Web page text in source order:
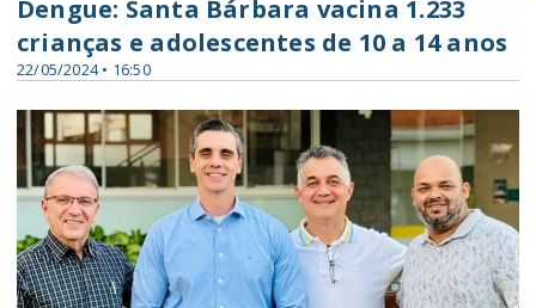
22/05/2024 • 16:50
Dengue: Santa Bárbara vacina 1.233
crianças e adolescentes de 10 a 14 anos